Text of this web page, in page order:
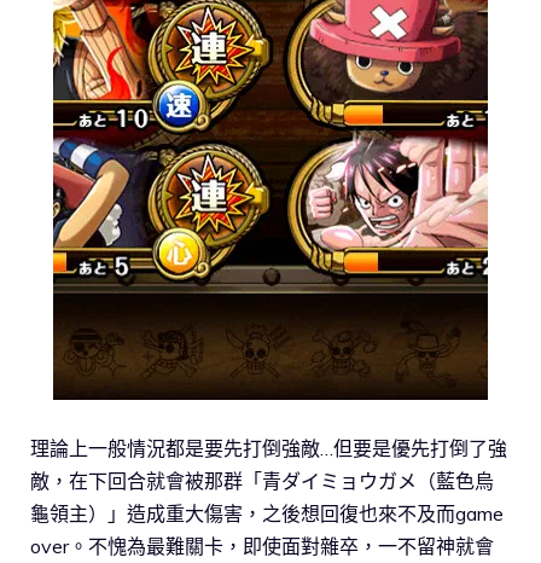
理論上一般情況都是要先打倒強敵…但要是優先打倒了強
敵，在下回合就會被那群「青ダイミョウガメ（藍色烏
龜領主）」造成重大傷害，之後想回復也來不及而game
over。不愧為最難關卡，即使面對雜卒，一不留神就會